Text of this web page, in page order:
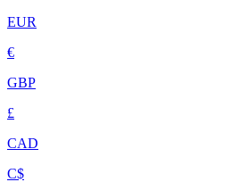
EUR
€
GBP
£
CAD
C$